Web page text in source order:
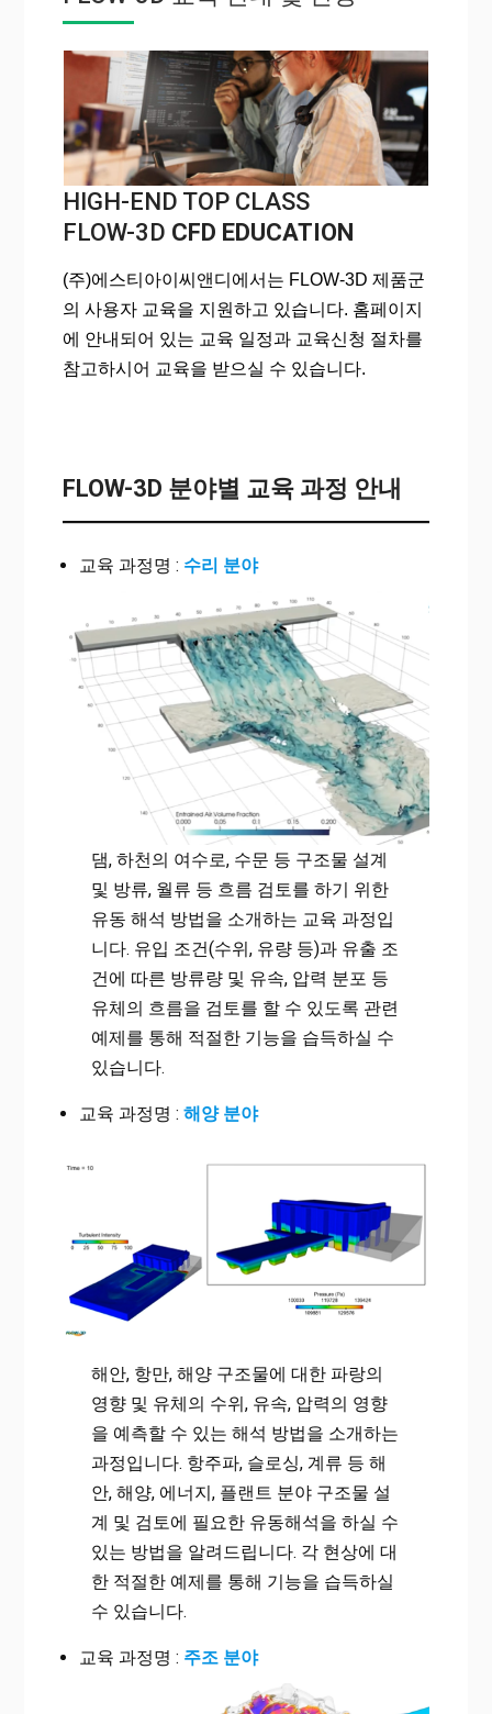
HIGH-END TOP CLASS
FLOW-3D CFD EDUCATION
(주)에스티아이씨앤디에서는 FLOW-3D 제품군
의 사용자 교육을 지원하고 있습니다. 홈페이지
에 안내되어 있는 교육 일정과 교육신청 절차를
참고하시어 교육을 받으실 수 있습니다.
FLOW-3D 분야별 교육 과정 안내
교육 과정명 : 수리 분야
댐, 하천의 여수로, 수문 등 구조물 설계
및 방류, 월류 등 흐름 검토를 하기 위한
유동 해석 방법을 소개하는 교육 과정입
니다. 유입 조건(수위, 유량 등)과 유출 조
건에 따른 방류량 및 유속, 압력 분포 등
유체의 흐름을 검토를 할 수 있도록 관련
예제를 통해 적절한 기능을 습득하실 수
있습니다.
교육 과정명 : 해양 분야
해안, 항만, 해양 구조물에 대한 파랑의
영향 및 유체의 수위, 유속, 압력의 영향
을 예측할 수 있는 해석 방법을 소개하는
과정입니다. 항주파, 슬로싱, 계류 등 해
안, 해양, 에너지, 플랜트 분야 구조물 설
계 및 검토에 필요한 유동해석을 하실 수
있는 방법을 알려드립니다. 각 현상에 대
한 적절한 예제를 통해 기능을 습득하실
수 있습니다.
교육 과정명 : 주조 분야